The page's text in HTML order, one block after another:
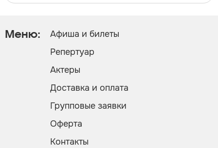
Меню:
Афиша и билеты
Репертуар
Актеры
Доставка и оплата
Групповые заявки
Оферта
Контакты